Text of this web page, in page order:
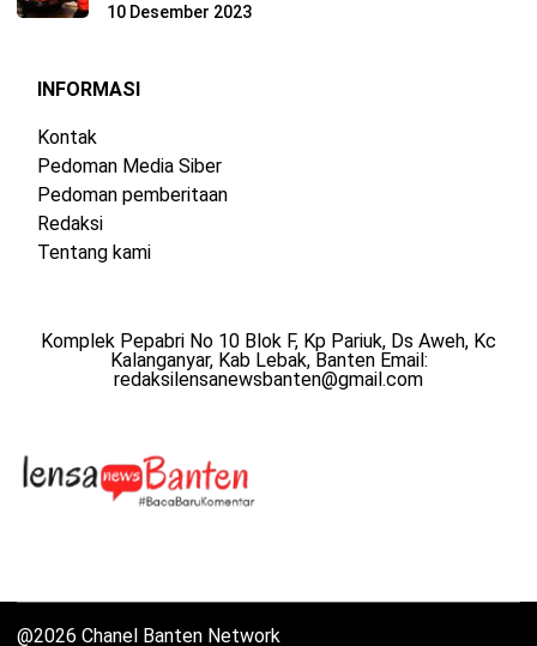
10 Desember 2023
INFORMASI
Kontak
Pedoman Media Siber
Pedoman pemberitaan
Redaksi
Tentang kami
Komplek Pepabri No 10 Blok F, Kp Pariuk, Ds Aweh, Kc
Kalanganyar, Kab Lebak, Banten Email:
redaksilensanewsbanten@gmail.com
@2026 Chanel Banten Network